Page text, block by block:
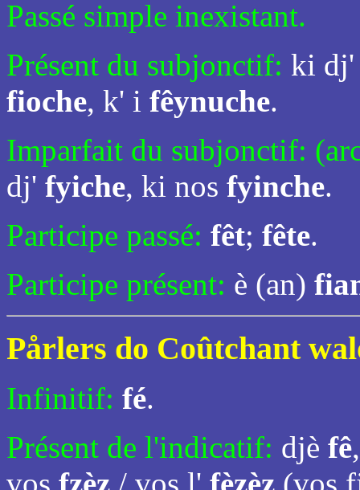
Passé simple inexistant.
Présent du subjonctif: ki
fioche, k' i fêynuche.
Imparfait du subjonctif:
dj' fyiche, ki nos fyinche.
Participe passé: fêt; fête.
Participe présent: è (an)
Pårlers do Coûtchant
Infinitif: fé.
Présent de l'indicatif: djè fê